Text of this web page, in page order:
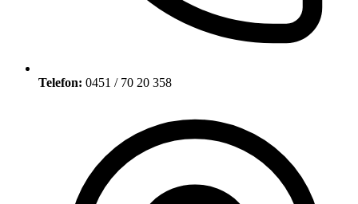
Telefon: 0451 / 70 20 358